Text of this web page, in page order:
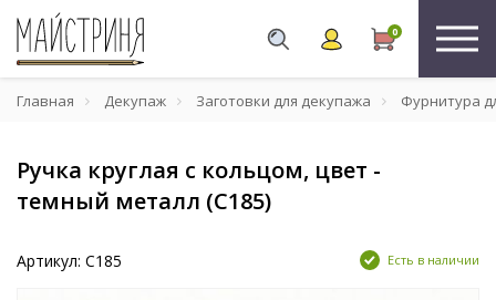
0
Главная Декупаж Заготовки для декупажа Фурнитура
Ручка круглая с кольцом, цвет -
темный металл (C185)
Артикул: C185 Есть в наличии